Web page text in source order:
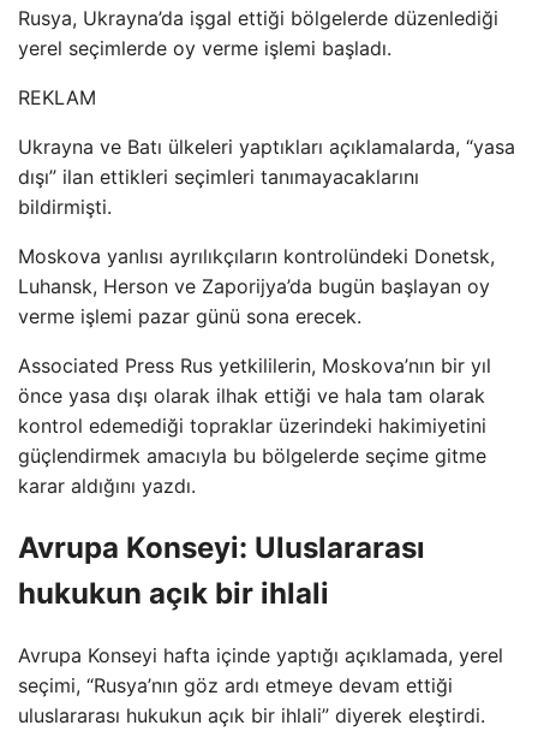
Rusya, Ukrayna’da işgal ettiği bölgelerde düzenlediği
yerel seçimlerde oy verme işlemi başladı.
REKLAM
Ukrayna ve Batı ülkeleri yaptıkları açıklamalarda, “yasa
dışı” ilan ettikleri seçimleri tanımayacaklarını
bildirmişti.
Moskova yanlısı ayrılıkçıların kontrolündeki Donetsk,
Luhansk, Herson ve Zaporijya’da bugün başlayan oy
verme işlemi pazar günü sona erecek.
Associated Press Rus yetkililerin, Moskova’nın bir yıl
önce yasa dışı olarak ilhak ettiği ve hala tam olarak
kontrol edemediği topraklar üzerindeki hakimiyetini
güçlendirmek amacıyla bu bölgelerde seçime gitme
karar aldığını yazdı.
Avrupa Konseyi: Uluslararası
hukukun açık bir ihlali
Avrupa Konseyi hafta içinde yaptığı açıklamada, yerel
seçimi, “Rusya’nın göz ardı etmeye devam ettiği
uluslararası hukukun açık bir ihlali” diyerek eleştirdi.